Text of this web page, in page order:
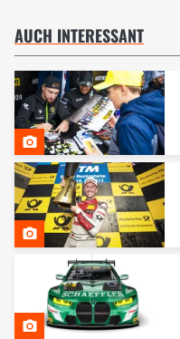
AUCH INTERESSANT